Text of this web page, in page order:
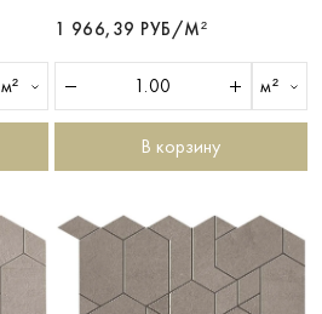
м²
1 966,39 РУБ/М²
м²
В корзину